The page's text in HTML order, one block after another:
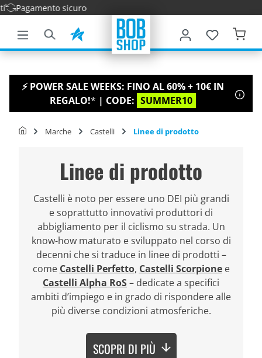
principale
⚡ POWER SALE WEEKS: FINO AL 60% + 10€ IN
REGALO!* | CODE: SUMMER10
Marche Castelli Linee di prodotto
Linee di prodotto
Castelli è noto per essere uno DEI più grandi
e soprattutto innovativi produttori di
abbigliamento per il ciclismo su strada. Un
know-how maturato e sviluppato nel corso di
decenni che si traduce in linee di prodotti –
come Castelli Perfetto, Castelli Scorpionee
Castelli Alpha RoS– dedicate a specifici
ambiti d’impiego e in grado di rispondere alle
più diverse condizioni atmosferiche.
SCOPRI DI PIÙ